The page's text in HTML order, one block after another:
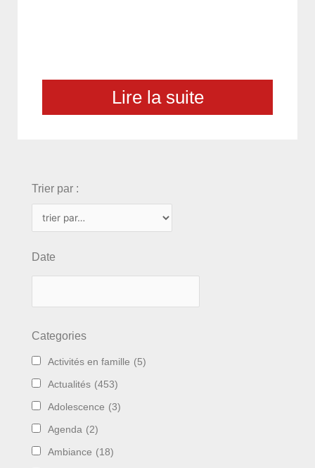
Lire la suite
Trier par :
Date
Categories
Activités en famille (5)
Actualités (453)
Adolescence (3)
Agenda (2)
Ambiance (18)